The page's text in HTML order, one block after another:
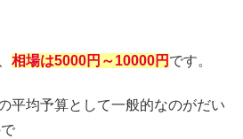
相場は5000円～10000円 です。
平均予算として一般的なのがだい